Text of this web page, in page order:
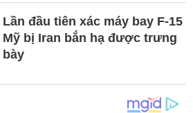
Lần đầu tiên xác máy bay F-15
Mỹ bị Iran bắn hạ được trưng
bày